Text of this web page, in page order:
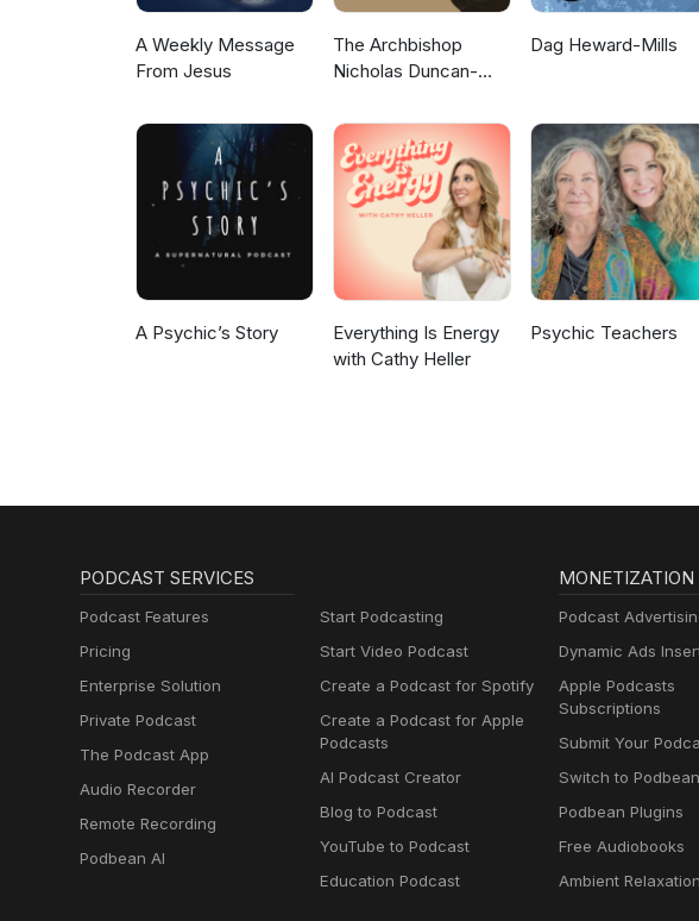
A Weekly Message
From Jesus
The Archbishop
Nicholas Duncan-
Dag Heward-Mills
A Psychic’s Story
Everything Is Energy
with Cathy Heller
Psychic Teachers
PODCAST SERVICES
Podcast Features
Pricing
Enterprise Solution
Private Podcast
The Podcast App
Audio Recorder
Remote Recording
Podbean AI
Start Podcasting
Start Video Podcast
Create a Podcast for Spotify
Create a Podcast for Apple
Podcasts
AI Podcast Creator
Blog to Podcast
YouTube to Podcast
Education Podcast
MONETIZATION
Podcast
Dynamic Ads
Apple Podcasts
Subscriptions
Submit Your
Switch to Podbean
Podbean Plugins
Free Audiobooks
Ambient Relaxation